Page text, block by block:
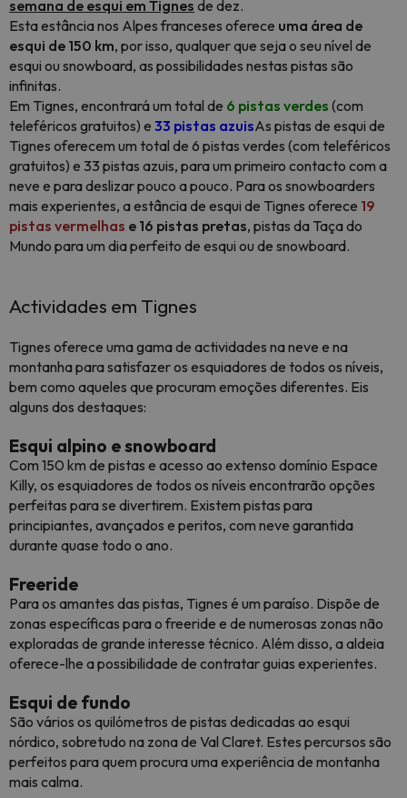
semana de esqui em Tignes de dez.
Esta estância nos Alpes franceses oferece uma área de
esqui de 150 km, por isso, qualquer que seja o seu nível de
esqui ou snowboard, as possibilidades nestas pistas são
infinitas.
Em Tignes, encontrará um total de 6 pistas verdes (com
teleféricos gratuitos) e 33 pistas azuisAs pistas de esqui de
Tignes oferecem um total de 6 pistas verdes (com teleféricos
gratuitos) e 33 pistas azuis, para um primeiro contacto com a
neve e para deslizar pouco a pouco. Para os snowboarders
mais experientes, a estância de esqui de Tignes oferece 19
pistas vermelhas e 16 pistas pretas, pistas da Taça do
Mundo para um dia perfeito de esqui ou de snowboard.
Actividades em Tignes
Tignes oferece uma gama de actividades na neve e na
montanha para satisfazer os esquiadores de todos os níveis,
bem como aqueles que procuram emoções diferentes. Eis
alguns dos destaques:
Esqui alpino e snowboard
Com 150 km de pistas e acesso ao extenso domínio Espace
Killy, os esquiadores de todos os níveis encontrarão opções
perfeitas para se divertirem. Existem pistas para
principiantes, avançados e peritos, com neve garantida
durante quase todo o ano.
Freeride
Para os amantes das pistas, Tignes é um paraíso. Dispõe de
zonas específicas para o freeride e de numerosas zonas não
exploradas de grande interesse técnico. Além disso, a aldeia
oferece-lhe a possibilidade de contratar guias experientes.
Esqui de fundo
São vários os quilómetros de pistas dedicadas ao esqui
nórdico, sobretudo na zona de Val Claret. Estes percursos são
perfeitos para quem procura uma experiência de montanha
mais calma.